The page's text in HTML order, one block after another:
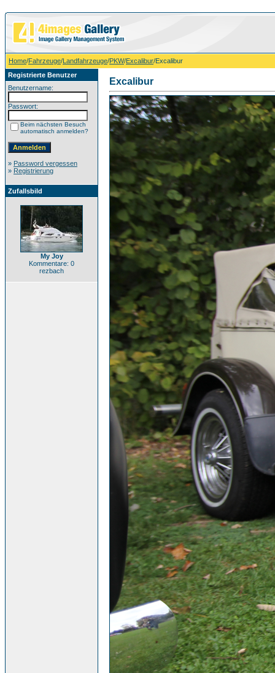
Home/Fahrzeuge/Landfahrzeuge/PKW/Excalibur/Excalibur
Registrierte Benutzer
Benutzername:
Passwort:
Beim nächsten Besuch
automatisch anmelden?
» Password vergessen
» Registrierung
Zufallsbild
My Joy
Kommentare: 0
rezbach
Excalibur